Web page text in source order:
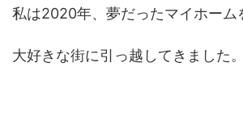
私は2020年、夢だったマイホーム
大好きな街に引っ越してきました。